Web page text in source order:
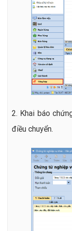
2. Khai báo
điều chuyển.